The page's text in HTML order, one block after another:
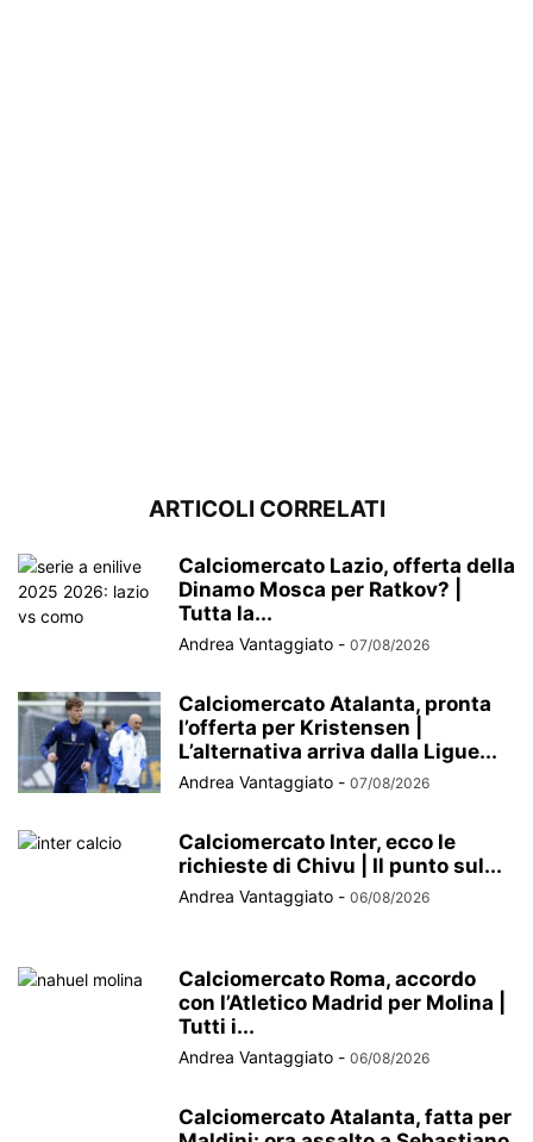
ARTICOLI CORRELATI
Calciomercato Lazio, offerta della
Dinamo Mosca per Ratkov? |
Tutta la...
Andrea Vantaggiato - 07/08/2026
Calciomercato Atalanta, pronta
l’offerta per Kristensen |
L’alternativa arriva dalla Ligue...
Andrea Vantaggiato - 07/08/2026
Calciomercato Inter, ecco le
richieste di Chivu | Il punto sul...
Andrea Vantaggiato - 06/08/2026
Calciomercato Roma, accordo
con l’Atletico Madrid per Molina |
Tutti i...
Andrea Vantaggiato - 06/08/2026
Calciomercato Atalanta, fatta per